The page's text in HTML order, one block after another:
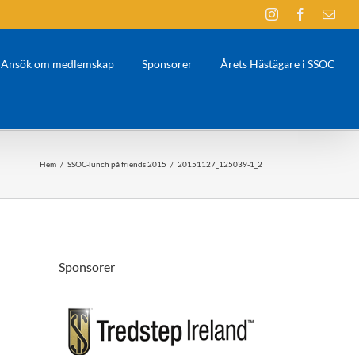
InstagramFacebook
E-
post
Ansök om medlemskap Sponsorer Årets Hästägare i SSOC
Hem / SSOC-lunch på friends 2015 / 20151127_125039-1_2
Sponsorer